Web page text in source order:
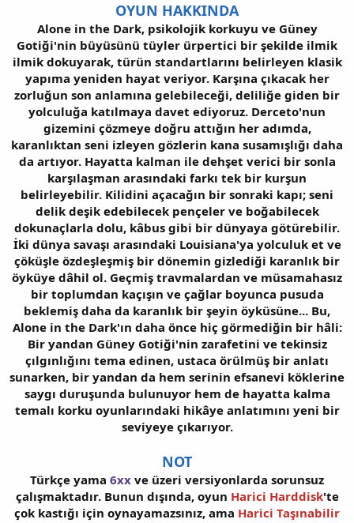
OYUN HAKKINDA
Alone in the Dark, psikolojik korkuyu ve Güney
Gotiği'nin büyüsünü tüyler ürpertici bir şekilde ilmik
ilmik dokuyarak, türün standartlarını belirleyen klasik
yapıma yeniden hayat veriyor. Karşına çıkacak her
zorluğun son anlamına gelebileceği, deliliğe giden bir
yolculuğa katılmaya davet ediyoruz. Derceto'nun
gizemini çözmeye doğru attığın her adımda,
karanlıktan seni izleyen gözlerin kana susamışlığı daha
da artıyor. Hayatta kalman ile dehşet verici bir sonla
karşılaşman arasındaki farkı tek bir kurşun
belirleyebilir. Kilidini açacağın bir sonraki kapı; seni
delik deşik edebilecek pençeler ve boğabilecek
dokunaçlarla dolu, kâbus gibi bir dünyaya götürebilir.
İki dünya savaşı arasındaki Louisiana'ya yolculuk et ve
çöküşle özdeşleşmiş bir dönemin gizlediği karanlık bir
öyküye dâhil ol. Geçmiş travmalardan ve müsamahasız
bir toplumdan kaçışın ve çağlar boyunca pusuda
beklemiş daha da karanlık bir şeyin öyküsüne... Bu,
Alone in the Dark'ın daha önce hiç görmediğin bir hâli:
Bir yandan Güney Gotiği'nin zarafetini ve tekinsiz
çılgınlığını tema edinen, ustaca örülmüş bir anlatı
sunarken, bir yandan da hem serinin efsanevi köklerine
saygı duruşunda bulunuyor hem de hayatta kalma
temalı korku oyunlarındaki hikâye anlatımını yeni bir
seviyeye çıkarıyor.
NOT
Türkçe yama 6xx ve üzeri versiyonlarda sorunsuz
çalışmaktadır. Bunun dışında, oyun Harici Harddisk'te
çok kastığı için oynayamazsınız, ama Harici Taşınabilir